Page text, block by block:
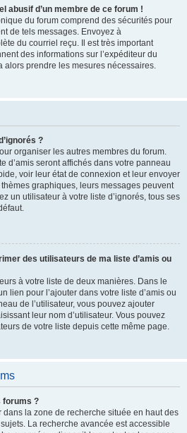
abusif d’un membre de ce forum !
du forum comprend des sécurités pour
de tels messages. Envoyez à
du courriel reçu. Il est très important
des informations sur l’expéditeur du
alors prendre les mesures nécessaires.
?
organiser les autres membres du forum.
d’amis seront affichés dans votre panneau
voir leur état de connexion et leur envoyer
graphiques, leurs messages peuvent
un utilisateur à votre liste d’ignorés, tous ses
des utilisateurs de ma liste d’amis ou
à votre liste de deux manières. Dans le
lien pour l’ajouter dans votre liste d’amis ou
de l’utilisateur, vous pouvez ajouter
leur nom d’utilisateur. Vous pouvez
de votre liste depuis cette même page.
forums ?
la zone de recherche située en haut des
La recherche avancée est accessible